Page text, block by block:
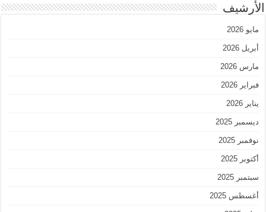
الأرشيف
مايو 2026
أبريل 2026
مارس 2026
فبراير 2026
يناير 2026
ديسمبر 2025
نوفمبر 2025
أكتوبر 2025
سبتمبر 2025
أغسطس 2025